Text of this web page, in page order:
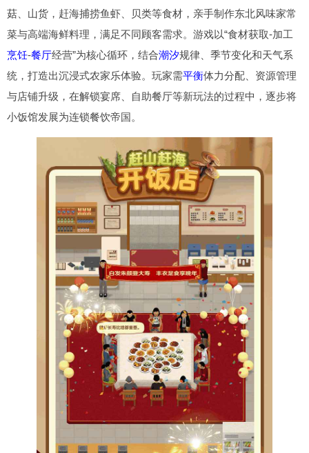
菇、山货，赶海捕捞鱼虾、贝类等食材，亲手制作东北风味家常
菜与高端海鲜料理，满足不同顾客需求。游戏以“食材获取-加工
烹饪-餐厅经营”为核心循环，结合潮汐规律、季节变化和天气系
统，打造出沉浸式农家乐体验。玩家需平衡体力分配、资源管理
与店铺升级，在解锁宴席、自助餐厅等新玩法的过程中，逐步将
小饭馆发展为连锁餐饮帝国。